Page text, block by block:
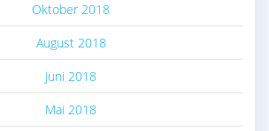
Oktober 2018
August 2018
Juni 2018
Mai 2018